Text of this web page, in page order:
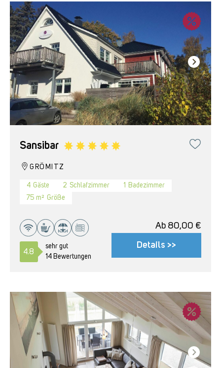
Sansibar
GRÖMITZ
4 Gäste 2 Schlafzimmer 1
Badezimmer
75 m² Größe
4.8
sehr gut
14 Bewertungen
Ab 80,00 €
Details >>